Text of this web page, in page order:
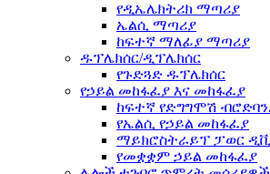
የዲኤሌክትሪክ ማጣሪያ
ኤልሲ ማጣሪያ
ከፍተኛ ማለፊያ ማጣሪያ
ዱፕሌክሰር/ዲፕሌክሰር
የጉድጓድ ዱፕሌክሰር
የኃይል መከፋፈያ እና መከፋፈያ
ከፍተኛ የድግግሞሽ
የኤልሲ የኃይል መከፋፈያ
ማይክሮስትራይፕ ፓወር
የመቋቋም ኃይል መከፋፈያ